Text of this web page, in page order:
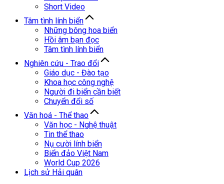
Short Video
Tâm tình lính biển
Những bông hoa biển
Hồi âm bạn đọc
Tâm tình lính biển
Nghiên cứu - Trao đổi
Giáo dục - Đào tạo
Khoa học công nghệ
Người đi biển cần biết
Chuyển đổi số
Văn hoá - Thể thao
Văn học - Nghệ thuật
Tin thể thao
Nụ cười lính biển
Biển đảo Việt Nam
World Cup 2026
Lịch sử Hải quân